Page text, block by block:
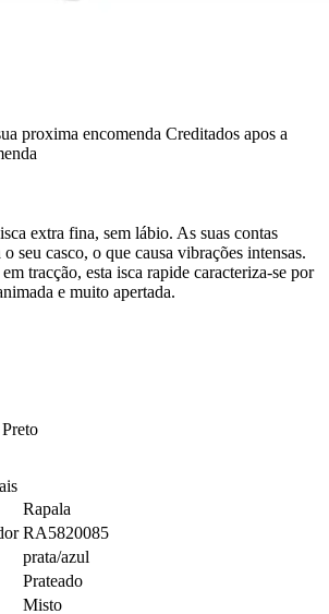
proxima encomenda Creditados apos a
extra fina, sem lábio. As suas contas
seu casco, o que causa vibrações intensas.
tracção, esta isca rapide caracteriza-se por
e muito apertada.
Rapala
RA5820085
prata/azul
Prateado
Misto